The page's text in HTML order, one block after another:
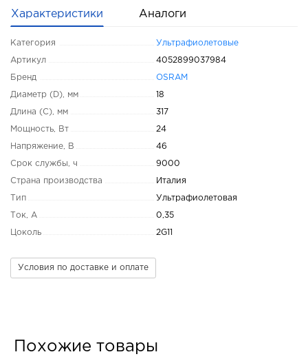
Характеристики Аналоги
Категория Ультрафиолетовые
Артикул 4052899037984
Бренд OSRAM
Диаметр (D), мм 18
Длина (C), мм 317
Мощность, Вт 24
Напряжение, В 46
Срок службы, ч 9000
Страна производства Италия
Тип Ультрафиолетовая
Ток, А 0,35
Цоколь 2G11
Условия по доставке и оплате
Похожие товары